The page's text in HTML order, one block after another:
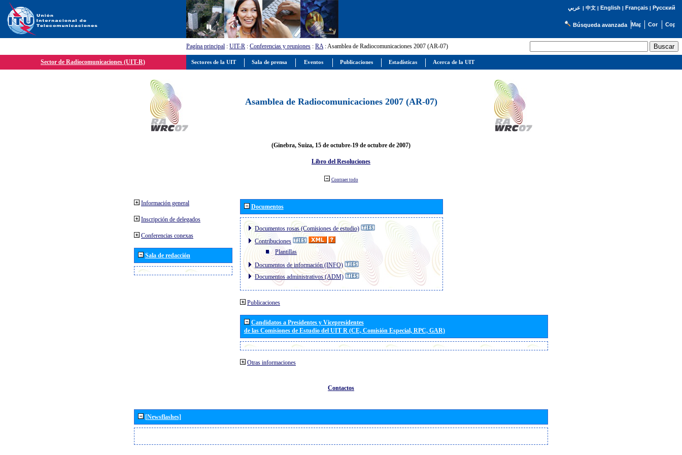
عربي | 中文| English | Français| Русский
Búsqueda avanzada
Pagína principal : UIT-R : Conferencias y reuniones : RA: Asamblea de Radiocomunicaciones 2007 (AR-07)
Sector de Radiocomunicaciones (UIT-R)
Asamblea de Radiocomunicaciones 2007 (AR-07)
(Ginebra, Suiza, 15 de octubre-19 de octubre de 2007)
Libro del Resoluciones
Contraer todo
Información general
Inscripción de delegados
Conferencias conexas
Sala de redacción
Documentos
Documentos rosas (Comisiones de estudio)
Contribuciones
Plantillas
Documentos de información (INFO)
Documentos administrativos (ADM)
Publicaciones
Candidatos a Presidentes y Vicepresidentes
de las Comisiones de Estudio del UIT R (CE, Comisión Especial, RPC, GAR)
Otras informaciones
Contactos
[Newsflashes]
Sectores de la UIT Sala de prensa Eventos Publicaciones Estadísticas Acerca de la UIT